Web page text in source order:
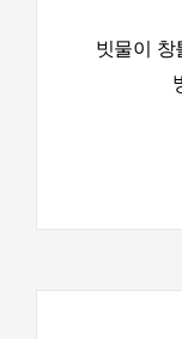
빗물이 창